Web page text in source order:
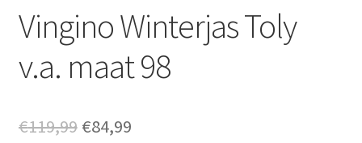
Vingino Winterjas Toly
v.a. maat 98
€119,99 Oorspronkelijke
€84,99Huidige